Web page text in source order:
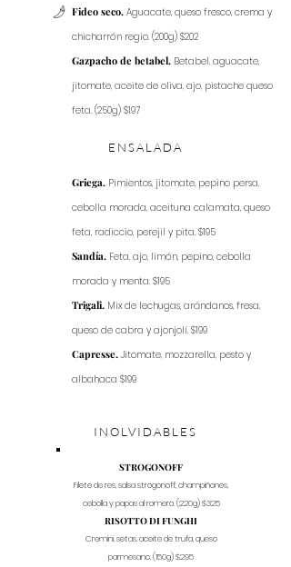
Fideo seco. Aguacate, queso fresco, crema y
chicharrón regio. (200g) $202
Gazpacho de betabel. Betabel, aguacate,
jitomate, aceite de oliva, ajo, pistache queso
feta. (250g) $197
ENSALADA
Griega. Pimientos, jitomate, pepino persa,
cebolla morada, aceituna calamata, queso
feta, radiccio, perejil y pita. $195
Sandía. Feta, ajo, limón, pepino, cebolla
morada y menta. $195
Trigali. Mix de lechugas, arándanos, fresa,
queso de cabra y ajonjolí. $199
Capresse. Jitomate, mozzarella, pesto y
albahaca $199
INOLVIDABLES
STROGONOFF
Filete de res, salsa strogonoff, champiñones,
cebolla y papas al romero. (220g) $325
RISOTTO DI FUNGHI
Cremini, setas, aceite de trufa, queso
parmesano. (150g) $295